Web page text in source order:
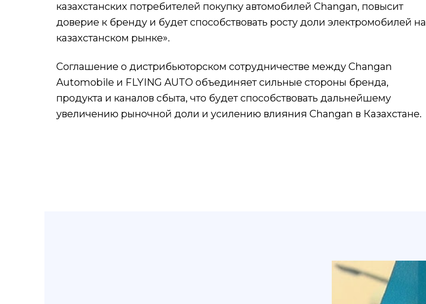
казахстанских потребителей покупку автомобилей Changan, повысит
доверие к бренду и будет способствовать росту доли электромобилей на
казахстанском рынке».
Соглашение о дистрибьюторском сотрудничестве между Changan
Automobile и FLYING AUTO объединяет сильные стороны бренда,
продукта и каналов сбыта, что будет способствовать дальнейшему
увеличению рыночной доли и усилению влияния Changan в Казахстане.